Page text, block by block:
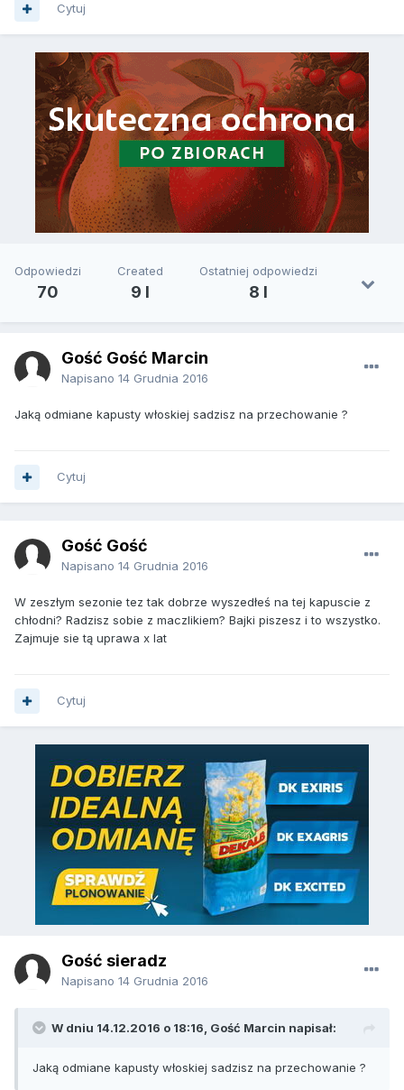
Cytuj
Odpowiedzi
70
Created
9 l
Ostatniej odpowiedzi
8 l
Gość Gość Marcin
Napisano 14 Grudnia 2016
Jaką odmiane kapusty włoskiej sadzisz na przechowanie ?
Cytuj
Gość Gość
Napisano 14 Grudnia 2016
W zeszłym sezonie tez tak dobrze wyszedłeś na tej kapuscie z
chłodni? Radzisz sobie z maczlikiem? Bajki piszesz i to wszystko.
Zajmuje sie tą uprawa x lat
Cytuj
Gość sieradz
Napisano 14 Grudnia 2016
W dniu 14.12.2016 o 18:16, Gość Marcin napisał:
Jaką odmiane kapusty włoskiej sadzisz na przechowanie ?